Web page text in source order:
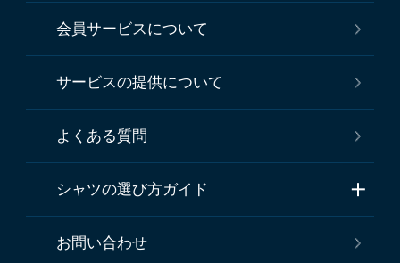
会員サービスについて
サービスの提供について
よくある質問
シャツの選び方ガイド
お問い合わせ